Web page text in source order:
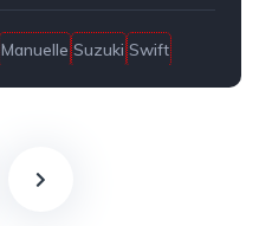
Manuelle Suzuki Swift